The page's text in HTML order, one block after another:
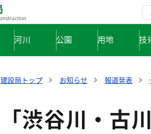
河川 公園 用地 技
建設局トップ お知らせ 報道発表
「渋谷川・古